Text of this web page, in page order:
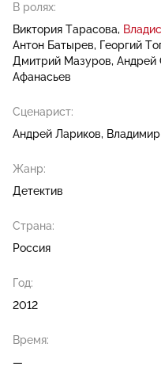
В ролях:
Виктория Тарасова
Антон Батырев
Георгий
Дмитрий Мазуров Андрей
Афанасьев
Сценарист:
Андрей Лариков
Жанр:
Детектив
Страна:
Россия
Год:
2012
Время:
—